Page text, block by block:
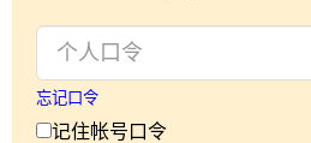
忘记口令
记住帐号口令